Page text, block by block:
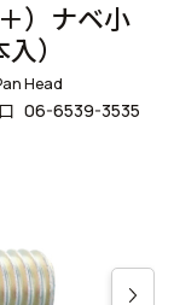
）ナベ小
入）
Head
06-6539-3535